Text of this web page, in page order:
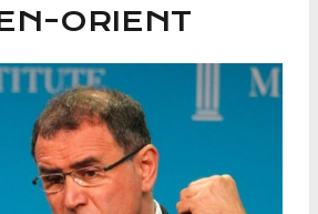
ORIENT